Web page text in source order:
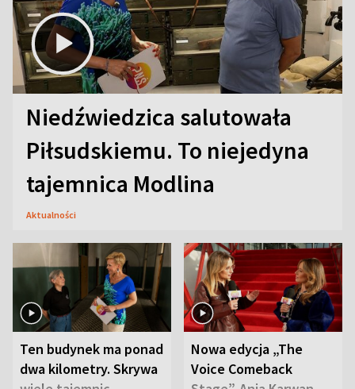
Niedźwiedzica salutowała
Piłsudskiemu. To niejedyna
tajemnica Modlina
Aktualności
Ten budynek ma ponad
dwa kilometry. Skrywa
Nowa edycja „The
Voice Comeback